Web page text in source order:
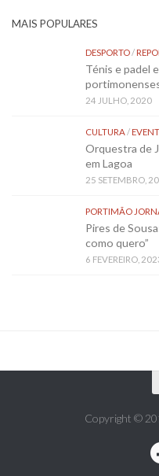
MAIS POPULARES
DESPORTO/
Ténis e padel
24 JULHO, 2020
CULTURA/
Orquestra de
em Lagoa
25 SETEMBRO,
PORTIMÃO
Pires de
como quero”
6 FEVEREIRO,
Copyright ©